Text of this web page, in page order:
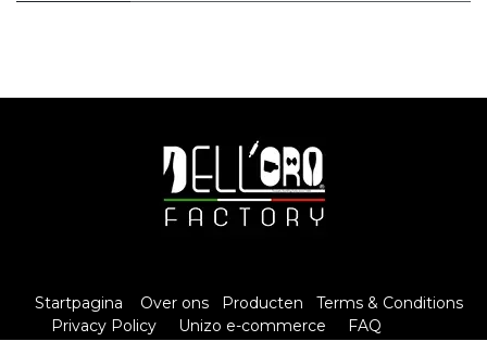
Startpagina Over ons Producten
Terms & Conditions
Privacy Policy
Unizo e-commerce FAQ